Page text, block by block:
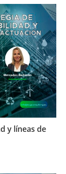
y líneas de